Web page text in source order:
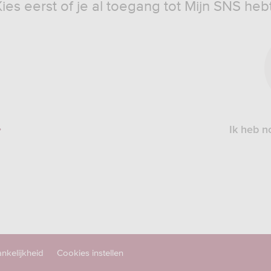
eerst of je al toegang tot Mijn SNS
Ik heb
Cookies instellen